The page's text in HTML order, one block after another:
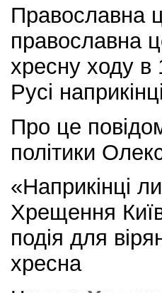
Православна
православна
хресну ходу в
Русі
Про це
політики
«Наприкінці
Хрещення
подія для
хресна